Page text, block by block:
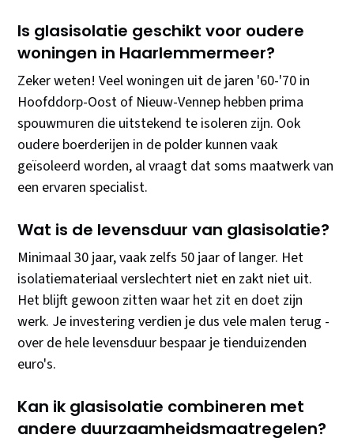
Is glasisolatie geschikt voor oudere
woningen in Haarlemmermeer?
Zeker weten! Veel woningen uit de jaren '60-'70 in
Hoofddorp-Oost of Nieuw-Vennep hebben prima
spouwmuren die uitstekend te isoleren zijn. Ook
oudere boerderijen in de polder kunnen vaak
geïsoleerd worden, al vraagt dat soms maatwerk van
een ervaren specialist.
Wat is de levensduur van glasisolatie?
Minimaal 30 jaar, vaak zelfs 50 jaar of langer. Het
isolatiemateriaal verslechtert niet en zakt niet uit.
Het blijft gewoon zitten waar het zit en doet zijn
werk. Je investering verdien je dus vele malen terug -
over de hele levensduur bespaar je tienduizenden
euro's.
Kan ik glasisolatie combineren met
andere duurzaamheidsmaatregelen?